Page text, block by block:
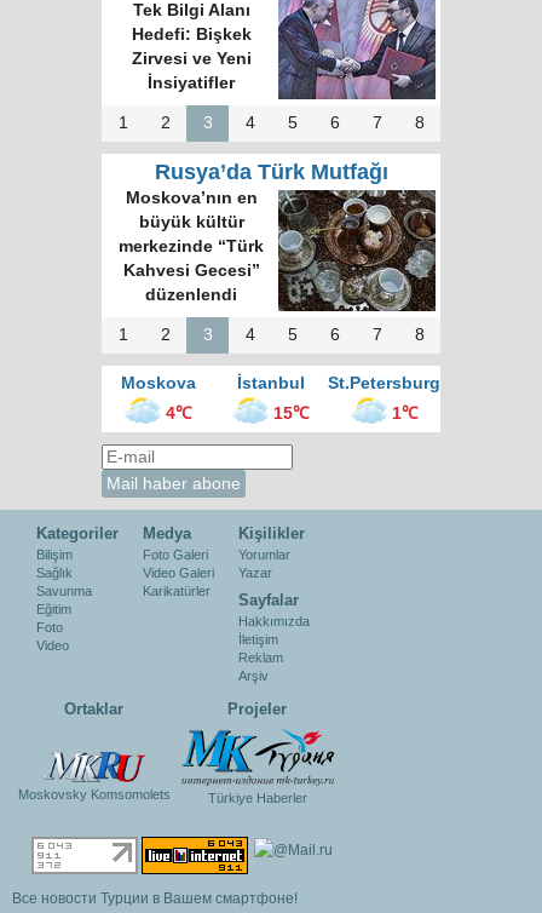
Tek Bilgi Alanı
Hedefi: Bişkek
Zirvesi ve Yeni
İnsiyatifler
1 2 3 4 5 6 7 8
Rusya’da Türk Mutfağı
Moskova’nın en
büyük kültür
merkezinde “Türk
Kahvesi Gecesi”
düzenlendi
1 2 3 4 5 6 7 8
Moskova İstanbul
St.Petersburg
4℃
15℃ 1℃
Kategoriler
Bilişim
Sağlık
Savunma
Eğitim
Foto
Video
Medya
Foto Galeri
Video Galeri
Karikatürler
Kişilikler
Yorumlar
Yazar
Sayfalar
Hakkımızda
İletişim
Reklam
Arşiv
Ortaklar
Moskovsky Komsomolets
Projeler
Türkiye Haberler
Все новости Турции в Вашем смартфоне!